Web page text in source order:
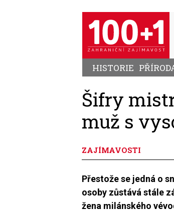
HISTORIE
Šifry
muž s
ZAJÍMAVOSTI
Přestože se jedná o
osoby zůstává stále
žena milánského